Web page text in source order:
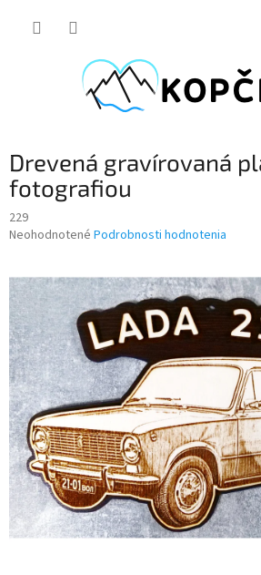
Drevená gravírovaná
fotografiou
229
Priemerné
je
0,0
z
5
hviezdičiek.
Neohodnotené Podrobnosti hodnotenia